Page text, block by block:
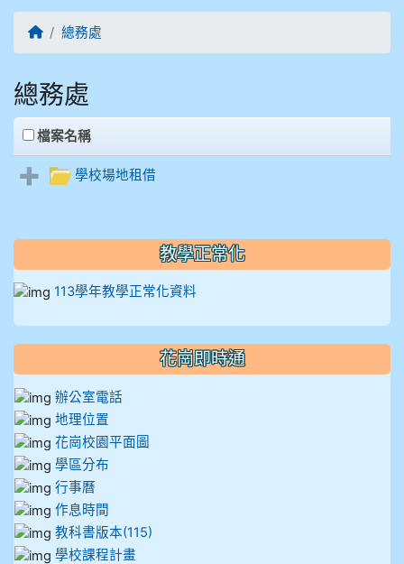
906江彥臻
907張晏寧
908彭主豪
909林柏翰
909林玉楓
909林朝智
910謝尚橙
910呂芃澔
910溫婕伶
911王祉傑
911張 婷
912彭子宸
914王苡澄
回首頁總務處
總務處
clickAll
檔案名稱
學校場地租借
教學正常化
113學年教學正常化資料
花崗即時通
辦公室電話
地理位置
花崗校園平面圖
學區分布
行事曆
作息時間
教科書版本(115)
學校課程計畫